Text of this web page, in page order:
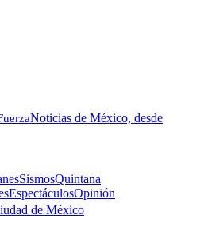
Noticias de México, desde
SismosQuintana
EspectáculosOpinión
de México